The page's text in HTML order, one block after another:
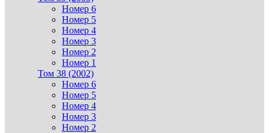
Номер 6
Номер 5
Номер 4
Номер 3
Номер 2
Номер 1
Том 38 (2002)
Номер 6
Номер 5
Номер 4
Номер 3
Номер 2